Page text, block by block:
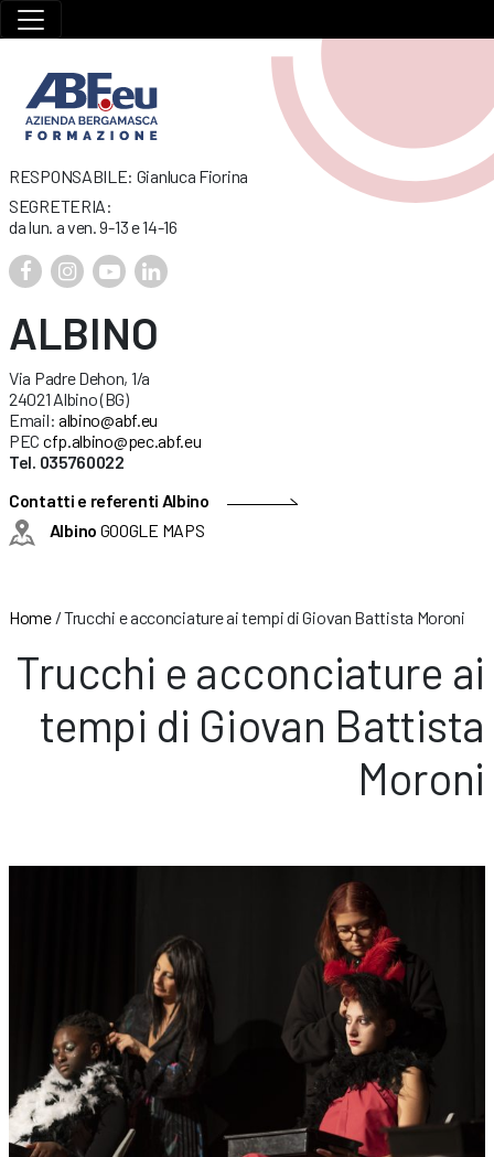
RESPONSABILE: Gianluca Fiorina
SEGRETERIA:
da lun. a ven. 9-13 e 14-16
ALBINO
Via Padre Dehon, 1/a
24021 Albino (BG)
Email: albino@abf.eu
PEC cfp.albino@pec.abf.eu
Tel. 035760022
Contatti e referenti Albino
Albino GOOGLE MAPS
Home/Trucchi e acconciature ai tempi di Giovan Battista Moroni
Trucchi e acconciature ai
tempi di Giovan Battista
Moroni